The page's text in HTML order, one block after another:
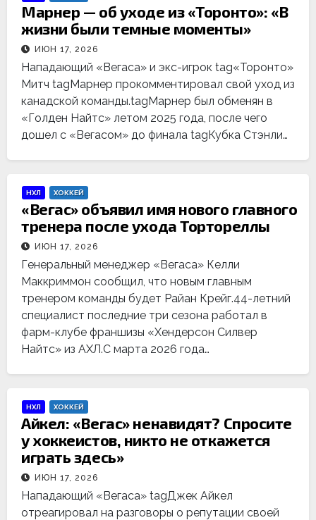
Марнер — об уходе из «Торонто»: «В
жизни были темные моменты»
ИЮН 17, 2026
Нападающий «Вегаса» и экс-игрок tag«Торонто»
Митч tagМарнер прокомментировал свой уход из
канадской команды.tagМарнер был обменян в
«Голден Найтс» летом 2025 года, после чего
дошел с «Вегасом» до финала tagКубка Стэнли…
НХЛ ХОККЕЙ
«Вегас» объявил имя нового главного
тренера после ухода Тортореллы
ИЮН 17, 2026
Генеральный менеджер «Вегаса» Келли
Маккриммон сообщил, что новым главным
тренером команды будет Райан Крейг.44-летний
специалист последние три сезона работал в
фарм-клубе франшизы «Хендерсон Силвер
Найтс» из АХЛ.С марта 2026 года…
НХЛ ХОККЕЙ
Айкел: «Вегас» ненавидят? Спросите
у хоккеистов, никто не откажется
играть здесь»
ИЮН 17, 2026
Нападающий «Вегаса» tagДжек Айкел
отреагировал на разговоры о репутации своей